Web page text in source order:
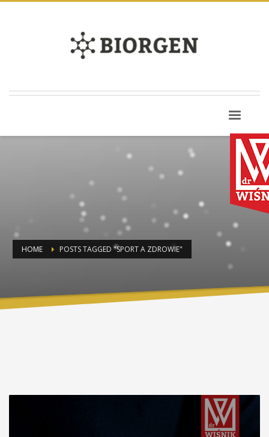
HOME POSTS TAGGED "SPORT A ZDROWIE"